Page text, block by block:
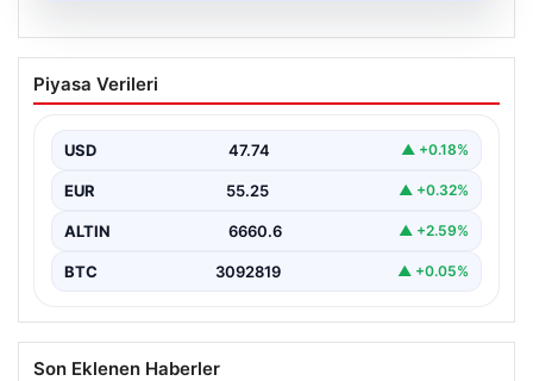
Kelebek sohbet platformu İle Dijital
İletişimin Seviyeli Adresi Ve Sohbet
Dijital ortamında insanların seviyeli bir şekilde iletişim
Piyasa Verileri
USD 47.74 ▲ +0.18%
EUR 55.25 ▲ +0.32%
ALTIN 6660.6 ▲ +2.59%
BTC 3092819 ▲ +0.05%
Son Eklenen Haberler